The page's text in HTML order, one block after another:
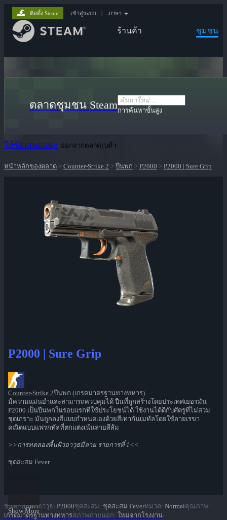
ร้านค้า ชุมชน
ติดตั้ง Steam เข้าสู่ระบบ | ภาษา
ตลาดชุมชน Steamการค้นหาขั้นสูง
ให้ข้อเสนอแนะ ออกจากตลาดเบต้า
หน้าหลักของตลาด > Counter-Strike 2 > ปืนพก > P2000 > P2000 | Sure Grip
P2000 | Sure Grip
Counter-Strike 2ปืนพก (เกรดมาตรฐานทางทหาร)
มีความแม่นยำและสามารถควบคุมได้ ปืนที่ถูกสร้างโดยประเทศเยอรมัน
P2000 เป็นปืนพกในรอบแรกที่ใช้ประโยชน์ได้ ใช้งานได้ดีกับศัตรูที่ไม่สวม
ชุดเกราะ มันถูกลงสีแบบกำหนดเองด้วยสีเทากันเมทัลโดยใช้ลายเรขา
คณิตแบบแฟรกทัลที่ตกแต่งเน้นลายสีส้ม
>>การทดลองพื้นผิวอาวุธมีลาย รายการที่ 1<<
ชุดสะสม Fever
Show More
ชนิด: ปืนพกอาวุธ: P2000ชุดสะสม : ชุดสะสม Feverหมวด: Normalคุณภาพ:
เกรดมาตรฐานทางทหารสภาพภายนอก: ใหม่จากโรงงาน